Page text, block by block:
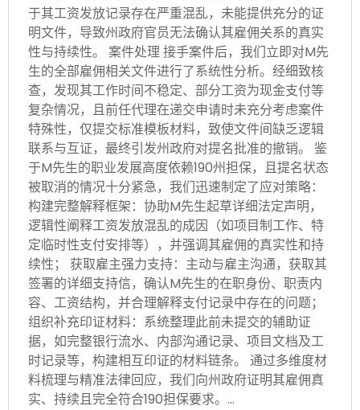
于其工资发放记录存在严重混乱，未能提供充分的证
明文件，导致州政府官员无法确认其雇佣关系的真实
性与持续性。 案件处理 接手案件后，我们立即对M先
生的全部雇佣相关文件进行了系统性分析。经细致核
查，发现其工作时间不稳定、部分工资为现金支付等
复杂情况，且前任代理在递交申请时未充分考虑案件
特殊性，仅提交标准模板材料，致使文件间缺乏逻辑
联系与互证，最终引发州政府对提名批准的撤销。 鉴
于M先生的职业发展高度依赖190州担保，且提名状态
被取消的情况十分紧急，我们迅速制定了应对策略：
构建完整解释框架：协助M先生起草详细法定声明，
逻辑性阐释工资发放混乱的成因（如项目制工作、特
定临时性支付安排等），并强调其雇佣的真实性和持
续性； 获取雇主强力支持：主动与雇主沟通，获取其
签署的详细支持信，确认M先生的在职身份、职责内
容、工资结构，并合理解释支付记录中存在的问题；
组织补充印证材料：系统整理此前未提交的辅助证
据，如完整银行流水、内部沟通记录、项目文档及工
时记录等，构建相互印证的材料链条。 通过多维度材
料梳理与精准法律回应，我们向州政府证明其雇佣真
实、持续且完全符合190担保要求。…